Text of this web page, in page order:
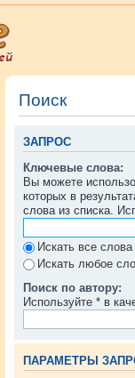
Поиск
ЗАПРОС
Ключевые слова:
Вы можете
которых в
слова из списка.
Искать все слова
Искать любое
Поиск по автору:
Используйте * в
ПАРАМЕТРЫ